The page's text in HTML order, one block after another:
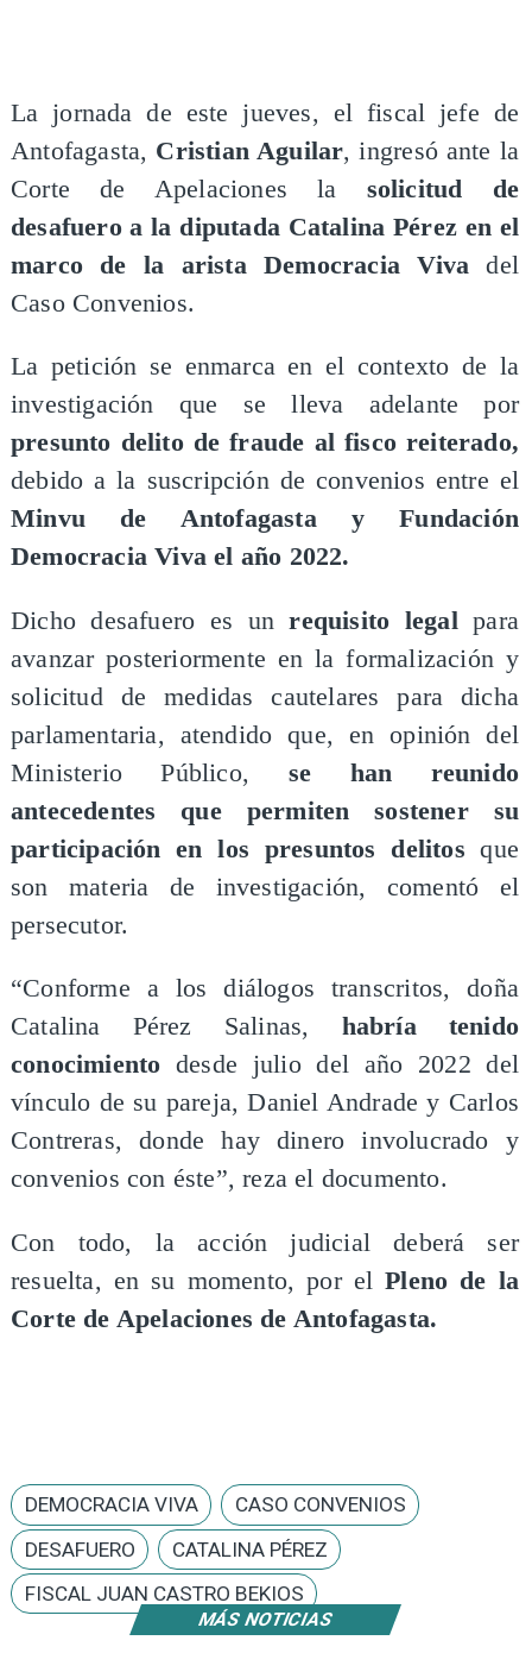
MÁS NOTICIAS
La jornada de este jueves, el fiscal jefe de
Antofagasta, Cristian Aguilar, ingresó ante la
Corte de Apelaciones la solicitud de
desafuero a la diputada Catalina Pérez en el
marco de la arista Democracia Vivadel
Caso Convenios.
La petición se enmarca en el contexto de la
investigación que se lleva adelante por
presunto delito de fraude al fisco reiterado,
debido a la suscripción de convenios entre el
Minvu de Antofagasta y Fundación
Democracia Viva el año 2022.
Dicho desafuero es unrequisito legalpara
avanzar posteriormente en la formalización y
solicitud de medidas cautelares para dicha
parlamentaria, atendido que, en opinión del
Ministerio Público, se han reunido
antecedentes que permiten sostener su
participación en los presuntos delitos que
son materia de investigación, comentó el
persecutor.
“Conforme a los diálogos transcritos, doña
Catalina Pérez Salinas, habría tenido
conocimiento desde julio del año 2022 del
vínculo de su pareja, Daniel Andrade y Carlos
Contreras, donde hay dinero involucrado y
convenios con éste”, reza el documento.
Con todo, la acción judicial deberá ser
resuelta, en su momento, por elPleno de la
Corte de Apelaciones de Antofagasta.
DEMOCRACIA VIVA
CASO CONVENIOS
DESAFUERO
CATALINA PÉREZ
FISCAL JUAN CASTRO BEKIOS